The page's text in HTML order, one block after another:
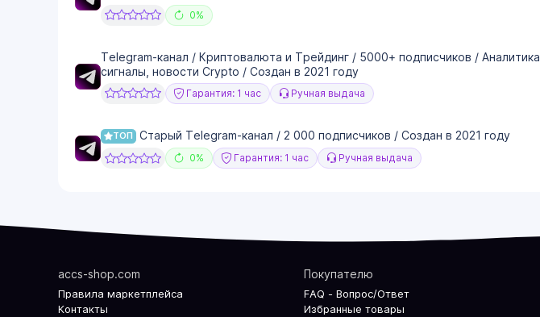
0%
Telegram-канал / Криптовалюта и Трейдинг / 5000+ подписчиков / Аналитика,
сигналы, новости Crypto / Создан в 2021 году
Гарантия: 1 час Ручная выдача
ТОП Старый Telegram-канал / 2 000 подписчиков / Создан в 2021 году
0% Гарантия: 1 час Ручная выдача
accs-shop.com
Правила маркетплейса
Контакты
Покупателю
FAQ - Вопрос/Ответ
Избранные товары